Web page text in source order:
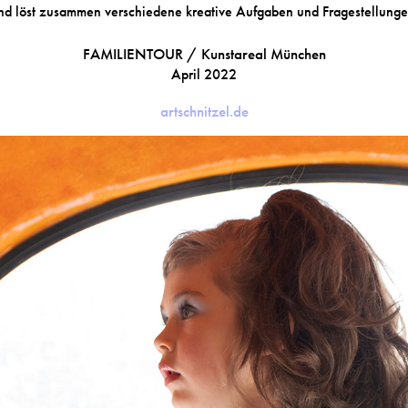
löst zusammen verschiedene kreative Aufgaben und
FAMILIENTOUR / Kunstareal München
April 2022
artschnitzel.de